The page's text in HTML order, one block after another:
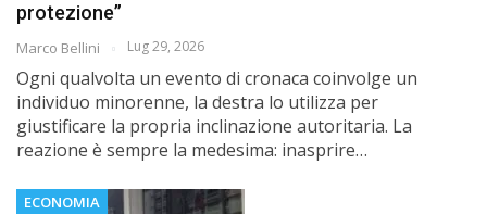
protezione”
Marco Bellini Lug 29, 2026
Ogni qualvolta un evento di cronaca coinvolge un
individuo minorenne, la destra lo utilizza per
giustificare la propria inclinazione autoritaria. La
reazione è sempre la medesima: inasprire…
ECONOMIA